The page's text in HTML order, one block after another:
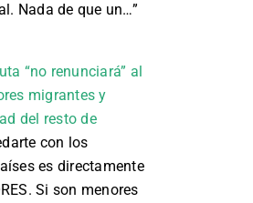
Nada de que un…”
“no renunciará” al
migrantes y
del resto de
con los
es directamente
Si son menores